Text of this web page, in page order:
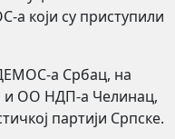
који су приступили
а Србац, на
и ОО НДП-а Челинац,
партији Српске.